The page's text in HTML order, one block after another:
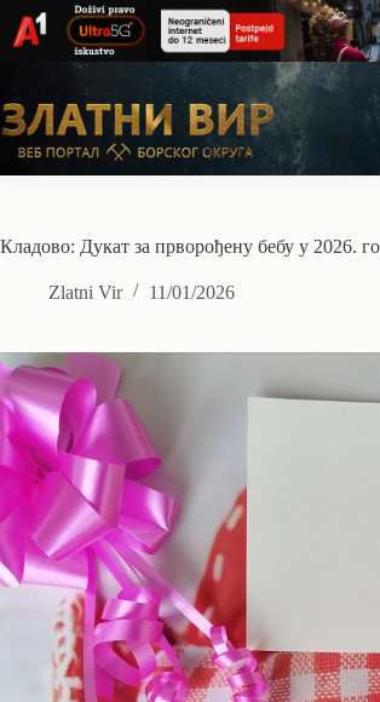
content
Кладово: Дукат за прворођену бебу у 2026.
Zlatni Vir 11/01/2026